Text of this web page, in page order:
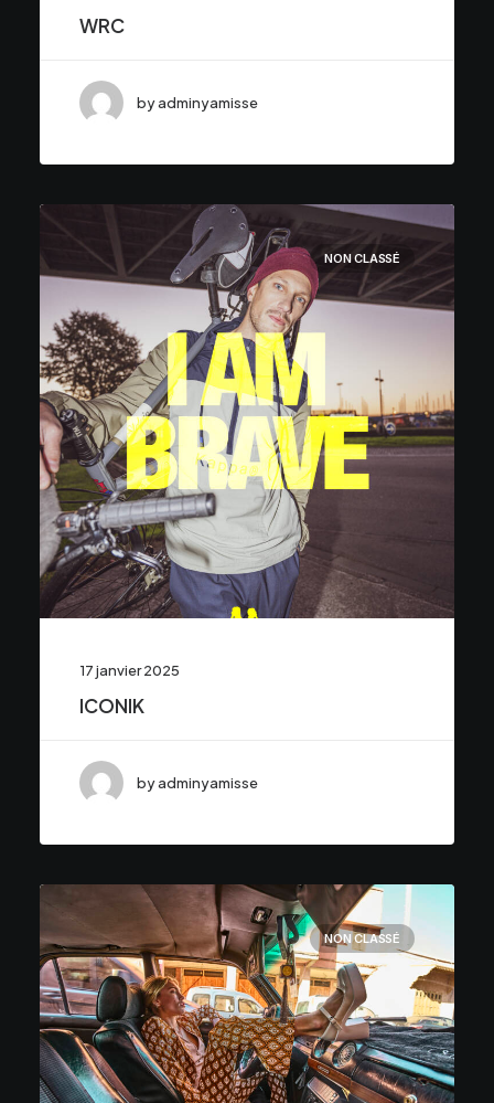
WRC
by adminyamisse
NON CLASSÉ
17 janvier 2025
ICONIK
by adminyamisse
NON CLASSÉ